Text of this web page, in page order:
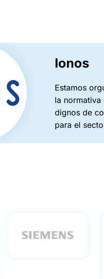
Ionos
Estamos
la
dignos de
para el